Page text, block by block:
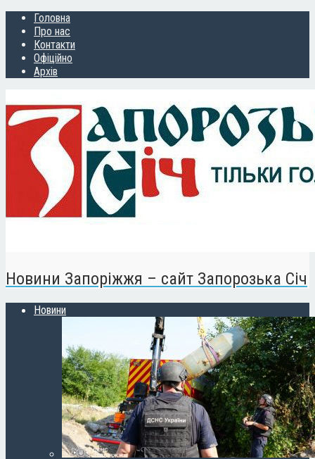
Головна
Про нас
Контакти
Офіційно
Архів
Новини Запоріжжя – сайт Запорозька Січ
Новини